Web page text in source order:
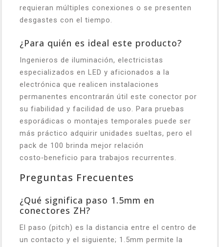
requieran múltiples conexiones o se presenten
desgastes con el tiempo.
¿Para quién es ideal este producto?
Ingenieros de iluminación, electricistas
especializados en LED y aficionados a la
electrónica que realicen instalaciones
permanentes encontrarán útil este conector por
su fiabilidad y facilidad de uso. Para pruebas
esporádicas o montajes temporales puede ser
más práctico adquirir unidades sueltas, pero el
pack de 100 brinda mejor relación
costo‑beneficio para trabajos recurrentes.
Preguntas Frecuentes
¿Qué significa paso 1.5mm en
conectores ZH?
El paso (pitch) es la distancia entre el centro de
un contacto y el siguiente; 1.5mm permite la